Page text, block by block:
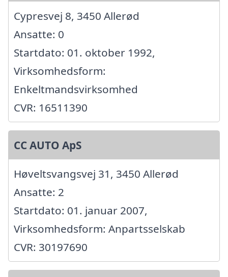
Cypresvej 8, 3450 Allerød
Ansatte: 0
Startdato: 01. oktober 1992,
Virksomhedsform:
Enkeltmandsvirksomhed
CVR: 16511390
CC AUTO ApS
Høveltsvangsvej 31, 3450 Allerød
Ansatte: 2
Startdato: 01. januar 2007,
Virksomhedsform: Anpartsselskab
CVR: 30197690